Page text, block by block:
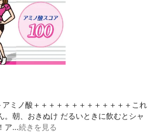
ミノ酸＋＋＋＋＋＋＋＋＋＋＋＋＋これ
。朝、おきぬけ だるいときに飲むとシャ
ア…続きを見る